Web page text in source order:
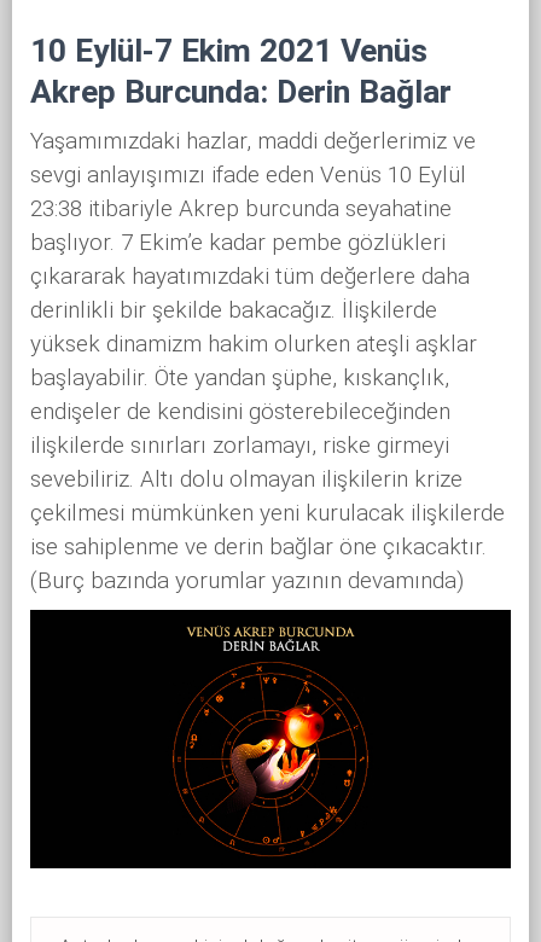
10 Eylül-7 Ekim 2021 Venüs
Akrep Burcunda: Derin Bağlar
Yaşamımızdaki hazlar, maddi değerlerimiz ve
sevgi anlayışımızı ifade eden Venüs 10 Eylül
23:38 itibariyle Akrep burcunda seyahatine
başlıyor. 7 Ekim’e kadar pembe gözlükleri
çıkararak hayatımızdaki tüm değerlere daha
derinlikli bir şekilde bakacağız. İlişkilerde
yüksek dinamizm hakim olurken ateşli aşklar
başlayabilir. Öte yandan şüphe, kıskançlık,
endişeler de kendisini gösterebileceğinden
ilişkilerde sınırları zorlamayı, riske girmeyi
sevebiliriz. Altı dolu olmayan ilişkilerin krize
çekilmesi mümkünken yeni kurulacak ilişkilerde
ise sahiplenme ve derin bağlar öne çıkacaktır.
(Burç bazında yorumlar yazının devamında)